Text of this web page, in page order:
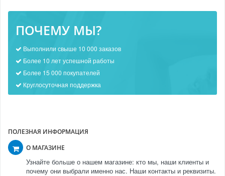
ПОЧЕМУ МЫ?
Выполнили свыше 10 000 заказов
Более 10 лет успешной работы
Более 15 000 покупателей
Круглосуточная поддержка
ПОЛЕЗНАЯ ИНФОРМАЦИЯ
О МАГАЗИНЕ
Узнайте больше о нашем магазине: кто мы, наши клиенты и
почему они выбрали именно нас. Наши контакты и реквизиты.